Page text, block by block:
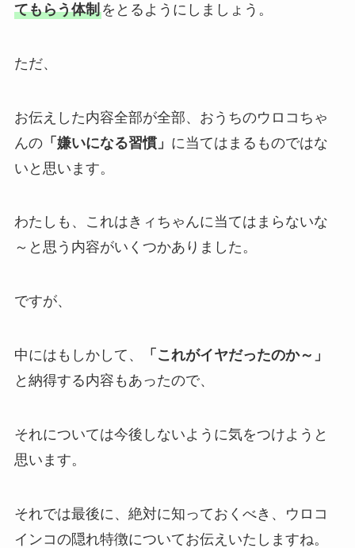
てもらう体制をとるようにしましょう。
ただ、
お伝えした内容全部が全部、おうちのウロコちゃ
んの「嫌いになる習慣」 に当てはまるものではな
いと思います。
わたしも、これはきィちゃんに当てはまらないな
～と思う内容がいくつかありました。
ですが、
中にはもしかして、
「これがイヤだったのか～」
と納得する内容もあったので、
それについては今後しないように気をつけようと
思います。
それでは最後に、絶対に知っておくべき、ウロコ
インコの隠れ特徴についてお伝えいたしますね。